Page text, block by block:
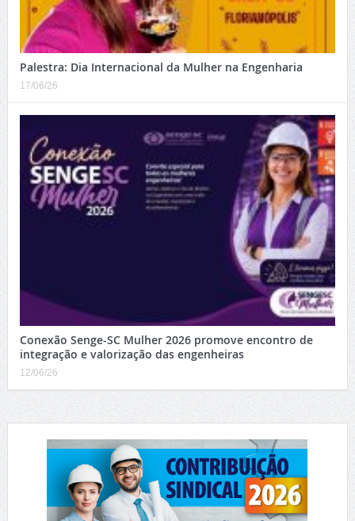
Palestra: Dia Internacional da Mulher na Engenharia
17/06/26
Conexão Senge-SC Mulher 2026 promove encontro de
integração e valorização das engenheiras
12/06/26